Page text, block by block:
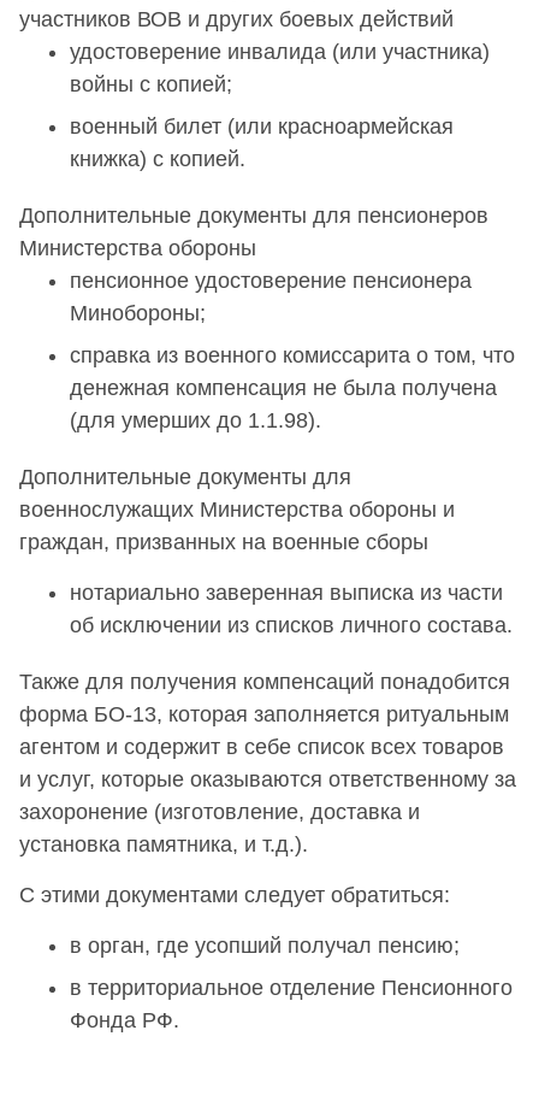
участников ВОВ и других боевых действий
удостоверение инвалида (или участника)
войны с копией;
военный билет (или красноармейская
книжка) с копией.
Дополнительные документы для пенсионеров
Министерства обороны
пенсионное удостоверение пенсионера
Минобороны;
справка из военного комиссарита о том, что
денежная компенсация не была получена
(для умерших до 1.1.98).
Дополнительные документы для
военнослужащих Министерства обороны и
граждан, призванных на военные сборы
нотариально заверенная выписка из части
об исключении из списков личного состава.
Также для получения компенсаций понадобится
форма БО-13, которая заполняется ритуальным
агентом и содержит в себе список всех товаров
и услуг, которые оказываются ответственному за
захоронение (изготовление, доставка и
установка памятника, и т.д.).
С этими документами следует обратиться:
в орган, где усопший получал пенсию;
в территориальное отделение Пенсионного
Фонда РФ.